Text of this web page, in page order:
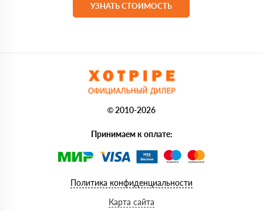
УЗНАТЬ СТОИМОСТЬ
© 2010-2026
Принимаем к оплате:
Политика конфиденциальности
Карта сайта